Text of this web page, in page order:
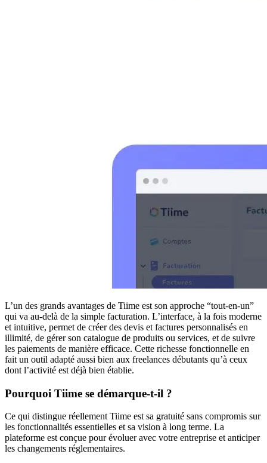
L’un des grands avantages de Tiime est son approche “tout-en-un”
qui va au-delà de la simple facturation. L’interface, à la fois moderne
et intuitive, permet de créer des devis et factures personnalisés en
illimité, de gérer son catalogue de produits ou services, et de suivre
les paiements de manière efficace. Cette richesse fonctionnelle en
fait un outil adapté aussi bien aux freelances débutants qu’à ceux
dont l’activité est déjà bien établie.
Pourquoi Tiime se démarque-t-il ?
Ce qui distingue réellement Tiime est sa gratuité sans compromis sur
les fonctionnalités essentielles et sa vision à long terme. La
plateforme est conçue pour évoluer avec votre entreprise et anticiper
les changements réglementaires.